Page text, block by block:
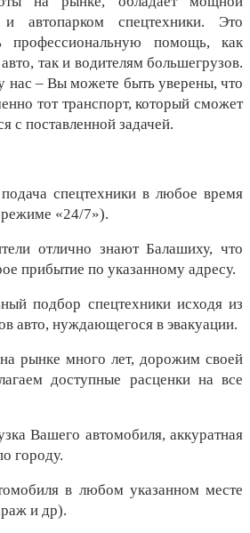
и автопарком спецтехники. Это
профессиональную помощь, как
так и водителям большегрузов.
нас – Вы можете быть уверены, что
тот транспорт, который сможет
с поставленной задачей.
спецтехники в любое время
режиме «24/7»).
отлично знают Балашиху, что
прибытие по указанному адресу.
подбор спецтехники исходя из
авто, нуждающегося в эвакуации.
рынке много лет, дорожим своей
доступные расценки на все
Вашего автомобиля, аккуратная
городу.
в любом указанном месте
и др).